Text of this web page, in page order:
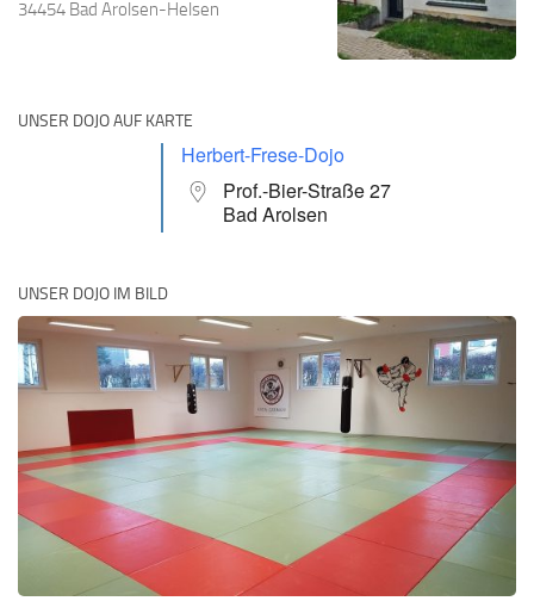
34454 Bad Arolsen-Helsen
UNSER DOJO AUF KARTE
Herbert-Frese-Dojo
Prof.-Bier-Straße 27
Bad Arolsen
UNSER DOJO IM BILD